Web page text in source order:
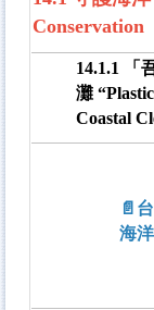
Conservation
14.1.1 「
灘
Coastal
📄
海